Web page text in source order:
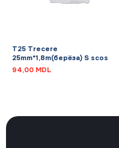
T25 Trecere
25mm*1,8m(берёза) S scos
94,00 MDL